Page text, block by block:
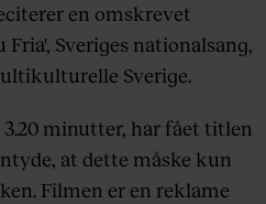
en omskrevet
Sveriges nationalsang,
Sverige.
3.20 minutter, har fået titlen
at dette måske kun
Filmen er en reklame